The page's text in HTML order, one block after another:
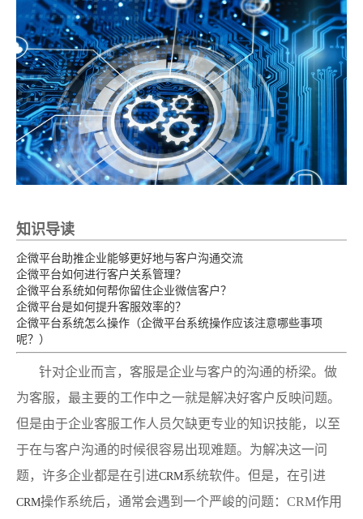
知识导读
企微平台助推企业能够更好地与客户沟通交流
企微平台如何进行客户关系管理？
企微平台系统如何帮你留住企业微信客户？
企微平台是如何提升客服效率的？
企微平台系统怎么操作（企微平台系统操作应该注意哪些事项
呢？）
针对企业而言，客服是企业与客户的沟通的桥梁。做
为客服，最主要的工作中之一就是解决好客户反映问题。
但是由于企业客服工作人员欠缺更专业的知识技能，以至
于在与客户沟通的时候很容易出现难题。为解决这一问
题，许多企业都是在引进CRM系统软件。但是，在引进
CRM操作系统后，通常会遇到一个严峻的问题：CRM作用